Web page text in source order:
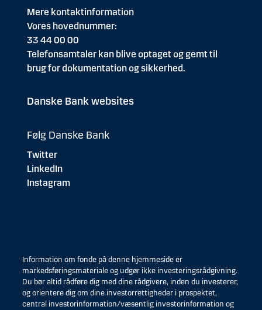
Mere kontaktinformation
Vores hovednummer:
33 44 00 00
Telefonsamtaler kan blive optaget og gemt til
brug for dokumentation og sikkerhed.
Danske Bank websites
Følg Danske Bank
Twitter
LinkedIn
Instagram
Information om fonde på denne hjemmeside er
markedsføringsmateriale og udgør ikke investeringsrådgivning.
Du bør altid rådføre dig med dine rådgivere, inden du investerer,
og orientere dig om dine investorrettigheder i prospektet,
central investorinformation/væsentlig investorinformation og